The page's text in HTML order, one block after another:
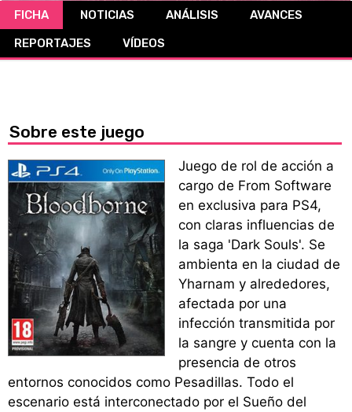
CÓMICS
FICHA NOTICIAS ANÁLISIS
AVANCES
REPORTAJES
VÍDEOS
Sobre este juego
Juego de rol de acción a
cargo de From Software
en exclusiva para PS4,
con claras influencias de
la saga 'Dark Souls'. Se
ambienta en la ciudad de
Yharnam y alrededores,
afectada por una
infección transmitida por
la sangre y cuenta con la
presencia de otros
entornos conocidos como Pesadillas. Todo el
escenario está interconectado por el Sueño del